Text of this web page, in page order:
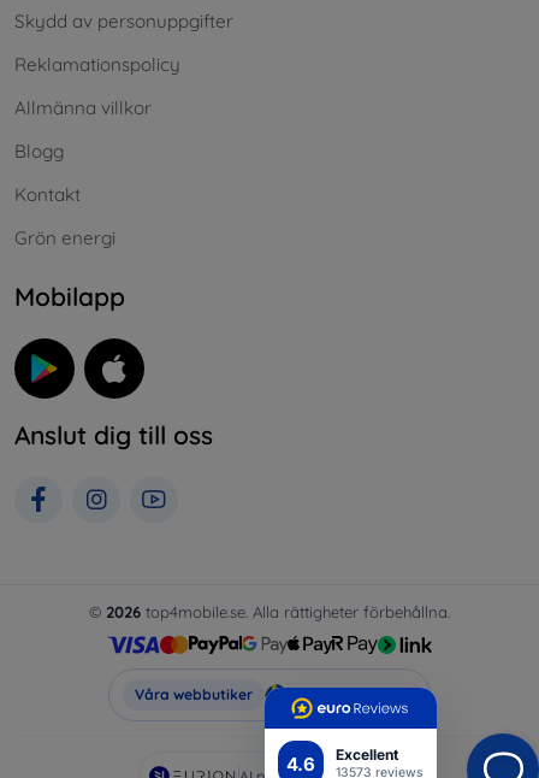
4.6 Excellent
13573 reviews
Skydd av personuppgifter
Reklamationspolicy
Allmänna villkor
Blogg
Kontakt
Grön energi
Mobilapp
Anslut dig till oss
© 2026 top4mobile.se. Alla rättigheter förbehållna.
Våra webbutiker Top4Mobile.se